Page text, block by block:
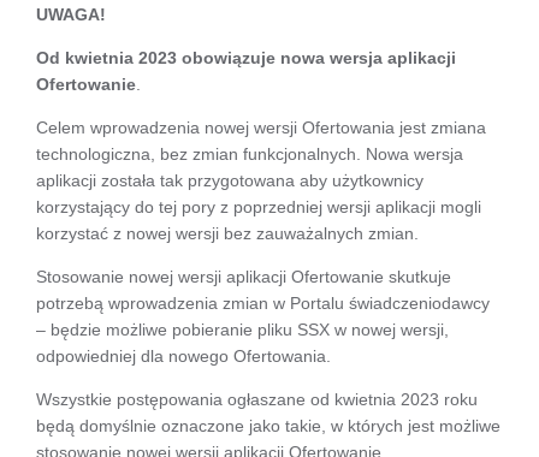
UWAGA!
Od kwietnia 2023 obowiązuje nowa wersja aplikacji
Ofertowanie
Celem wprowadzenia nowej wersji Ofertowania jest zmiana
technologiczna, bez zmian funkcjonalnych. Nowa wersja
aplikacji została tak przygotowana aby użytkownicy
korzystający do tej pory z poprzedniej wersji aplikacji mogli
korzystać z nowej wersji bez zauważalnych zmian.
Stosowanie nowej wersji aplikacji Ofertowanie skutkuje
potrzebą wprowadzenia zmian w Portalu świadczeniodawcy
– będzie możliwe pobieranie pliku SSX w nowej wersji,
odpowiedniej dla nowego Ofertowania.
Wszystkie postępowania ogłaszane od kwietnia 2023 roku
będą domyślnie oznaczone jako takie, w których jest możliwe
stosowanie nowej wersji aplikacji Ofertowanie.